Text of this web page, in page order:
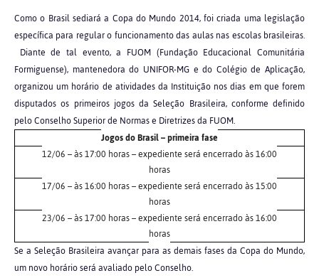
Como o Brasil sediará a Copa do Mundo 2014, foi criada uma legislação
específica para regular o funcionamento das aulas nas escolas brasileiras.
Diante de tal evento, a FUOM (Fundação Educacional Comunitária
Formiguense), mantenedora do UNIFOR-MG e do Colégio de Aplicação,
organizou um horário de atividades da Instituição nos dias em que forem
disputados os primeiros jogos da Seleção Brasileira, conforme definido
pelo Conselho Superior de Normas e Diretrizes da FUOM.
Jogos do Brasil – primeira fase
12/06 – às 17:00 horas – expediente será encerrado às 16:00
horas
17/06 – às 16:00 horas – expediente será encerrado às 15:00
horas
23/06 – às 17:00 horas – expediente será encerrado às 16:00
horas
Se a Seleção Brasileira avançar para as demais fases da Copa do Mundo,
um novo horário será avaliado pelo Conselho.